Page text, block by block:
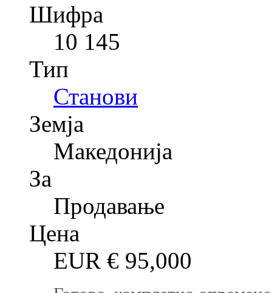
Шифра
10 145
Тип
Станови
Земја
Македонија
За
Продавање
Цена
EUR € 95,000